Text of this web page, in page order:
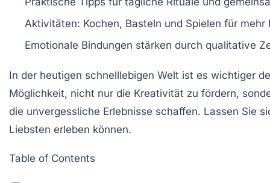
Aktivitäten: Kochen, Basteln und Spielen für mehr
Emotionale Bindungen stärken durch qualitative
In der heutigen schnelllebigen Welt ist es wichtiger
Möglichkeit, nicht nur die Kreativität zu fördern,
die unvergessliche Erlebnisse schaffen. Lassen Sie
Liebsten erleben können.
Table of Contents